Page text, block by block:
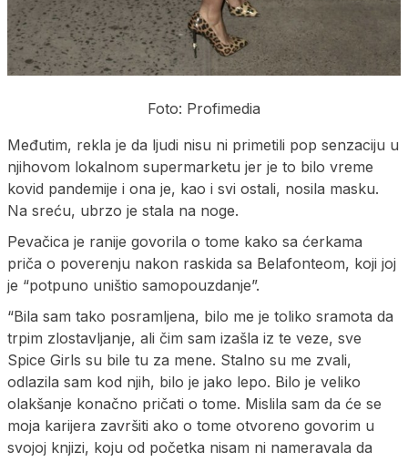
Foto: Profimedia
Međutim, rekla je da ljudi nisu ni primetili pop senzaciju u
njihovom lokalnom supermarketu jer je to bilo vreme
kovid pandemije i ona je, kao i svi ostali, nosila masku.
Na sreću, ubrzo je stala na noge.
Pevačica je ranije govorila o tome kako sa ćerkama
priča o poverenju nakon raskida sa Belafonteom, koji joj
je “potpuno uništio samopouzdanje”.
“Bila sam tako posramljena, bilo me je toliko sramota da
trpim zlostavljanje, ali čim sam izašla iz te veze, sve
Spice Girls su bile tu za mene. Stalno su me zvali,
odlazila sam kod njih, bilo je jako lepo. Bilo je veliko
olakšanje konačno pričati o tome. Mislila sam da će se
moja karijera završiti ako o tome otvoreno govorim u
svojoj knjizi, koju od početka nisam ni nameravala da